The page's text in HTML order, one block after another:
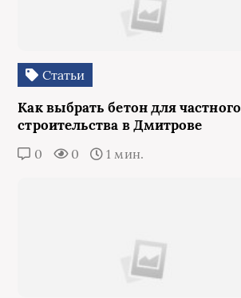
Статьи
Как выбрать бетон для частного
строительства в Дмитрове
0 0 1 мин.